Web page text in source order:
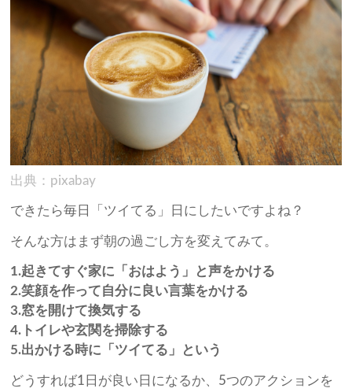
出典：pixabay
できたら毎日「ツイてる」日にしたいですよね？
そんな方はまず朝の過ごし方を変えてみて。
1.起きてすぐ家に「おはよう」と声をかける
2.笑顔を作って自分に良い言葉をかける
3.窓を開けて換気する
4.トイレや玄関を掃除する
5.出かける時に「ツイてる」という
どうすれば1日が良い日になるか、5つのアクションを